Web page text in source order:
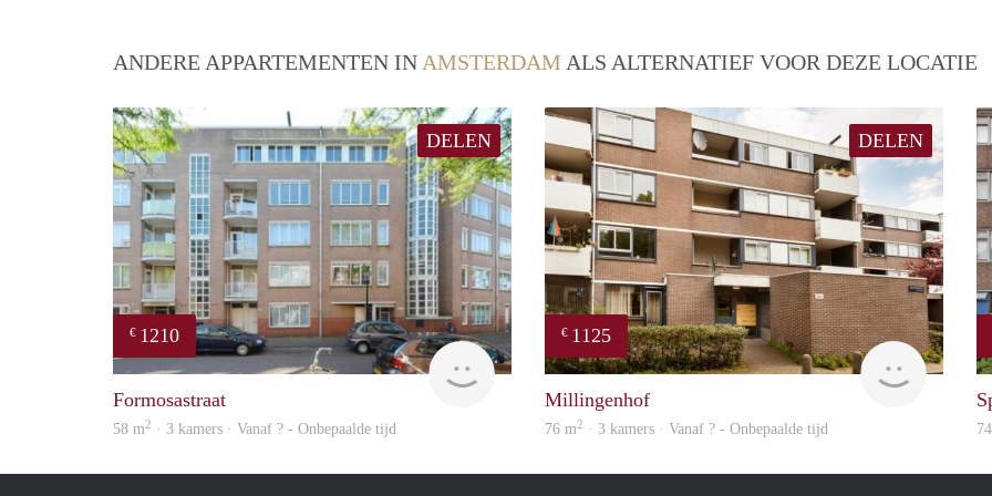
ANDERE APPARTEMENTEN IN AMSTERDAM ALS ALTERNATIEF VOOR DEZE LOCATIE
DELEN
€ 1210
finder
Formosastraat
58 m2 · 3 kamers · Vanaf ? - Onbepaalde tijd
DELEN
€ 1125
Woning
Millingenhof
76 m2 · 3 kamers · Vanaf ? - Onbepaalde tijd